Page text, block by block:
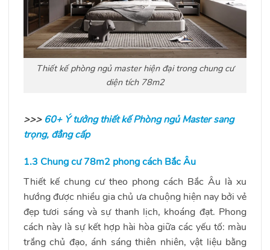
Thiết kế phòng ngủ master hiện đại trong chung cư
diện tích 78m2
>>> 60+ Ý tưởng thiết kế Phòng ngủ Master sang
trọng, đẳng cấp
1.3 Chung cư 78m2 phong cách Bắc Âu
Thiết kế chung cư theo phong cách Bắc Âu là xu
hướng được nhiều gia chủ ưa chuộng hiện nay bởi vẻ
đẹp tươi sáng và sự thanh lịch, khoáng đạt. Phong
cách này là sự kết hợp hài hòa giữa các yếu tố: màu
trắng chủ đạo, ánh sáng thiên nhiên, vật liệu bằng